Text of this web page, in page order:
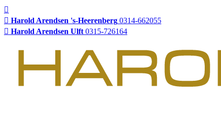
Harold Arendsen 's-Heerenberg 0314-662055
Harold Arendsen Ulft 0315-726164